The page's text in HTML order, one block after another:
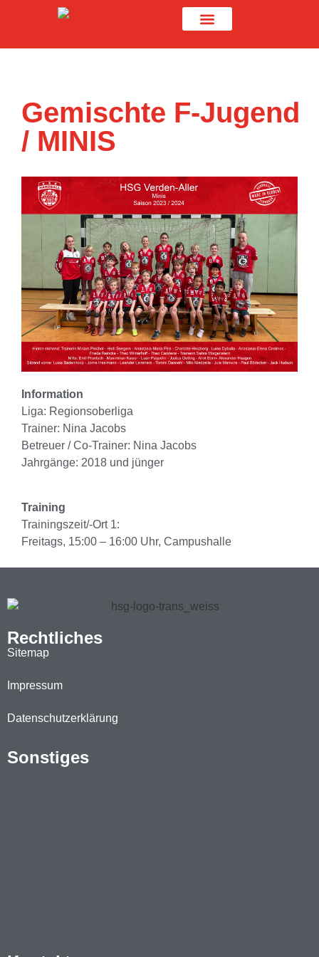
Gemischte F-Jugend
/ MINIS
Information
Liga: Regionsoberliga
Trainer: Nina Jacobs
Betreuer / Co-Trainer: Nina Jacobs
Jahrgänge: 2018 und jünger
Training
Trainingszeit/-Ort 1:
Freitags, 15:00 – 16:00 Uhr, Campushalle
Rechtliches
Sitemap
Impressum
Datenschutzerklärung
Sonstiges